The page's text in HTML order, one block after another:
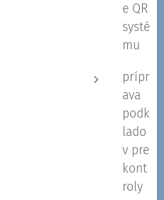
e QR
systé
mu
prípr
ava
podk
lado
v pre
kont
roly